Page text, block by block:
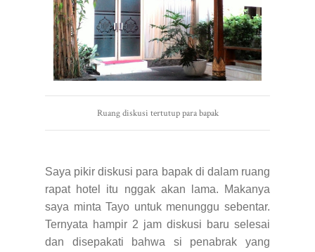
Ruang diskusi tertutup para bapak
Saya pikir diskusi para bapak di dalam ruang
rapat hotel itu nggak akan lama. Makanya
saya minta Tayo untuk menunggu sebentar.
Ternyata hampir 2 jam diskusi baru selesai
dan disepakati bahwa si penabrak yang